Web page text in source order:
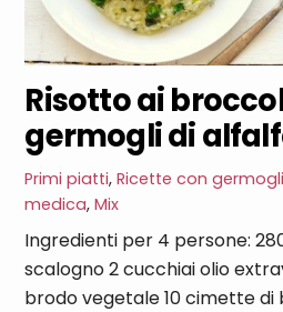
Risotto ai
germogli di
Primi piatti,Ricette con germogli
medica,Mix
Ingredienti per 4 persone:
scalogno 2 cucchiai olio
brodo vegetale 10 cimette di